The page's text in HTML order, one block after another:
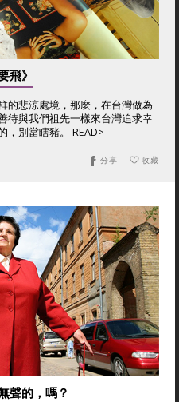
飛》
的悲涼處境，那麼，在台灣做為
待與我們祖先一樣來台灣追求幸
，別當瞎豬。 READ>
收藏
分享
聲的，嗎？